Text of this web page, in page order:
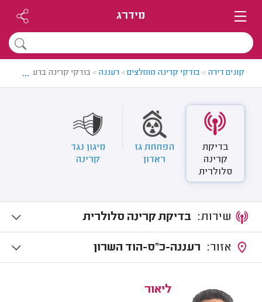
מידרג
קונים דירה > בודקי קרינה מומלצים> רעננה > בודקי קרינה ברעננה
...
בדיקת
קרינה
סלולרית
הפחחת גז
ראדון
מיגון נגד
קרינה
בדיקת קרינה סלולרית
רעננה-כ"ס-הוד השרון
ליאור